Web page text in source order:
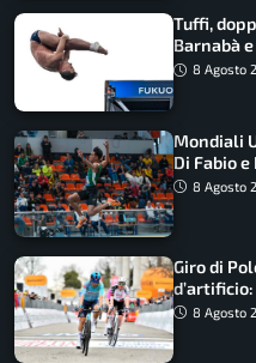
Tuffi,
Barnabà
8 Agosto
Mondiali
Di Fabio
Castellani
8 Agosto
Giro di
maglia di
8 Agosto